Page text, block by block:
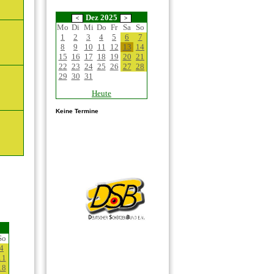
4
Dez 2025
Mo Di Mi Do Fr Sa
So
1
2 3 4 5 6
7
8
9 10 11 12 13 14
15 16 17 18 19 20 21
22 23 24 25 26 27 28
29 30 31
Heute
Keine Termine